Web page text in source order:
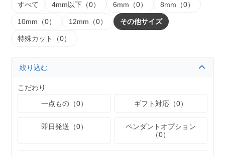
すべて 4mm以下（0） 6mm（0） 8mm（0）
10mm（0） 12mm（0） その他サイズ
特殊カット（0）
絞り込む
こだわり
一点もの（0）
ギフト対応（0）
即日発送（0）
ペンダントオプション
（0）